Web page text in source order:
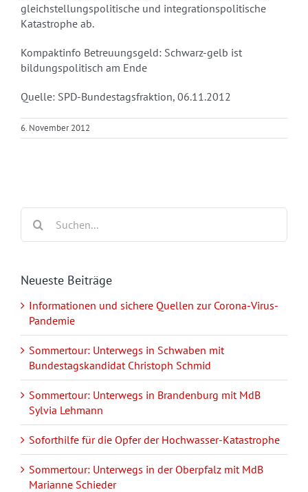
gleichstellungspolitische und integrationspolitische
Katastrophe ab.
Kompaktinfo Betreuungsgeld: Schwarz-gelb ist
bildungspolitisch am Ende
Quelle: SPD-Bundestagsfraktion, 06.11.2012
6. November 2012
nach:
Neueste Beiträge
Informationen und sichere Quellen zur Corona-Virus-
Pandemie
Sommertour: Unterwegs in Schwaben mit
Bundestagskandidat Christoph Schmid
Sommertour: Unterwegs in Brandenburg mit MdB
Sylvia Lehmann
Soforthilfe für die Opfer der Hochwasser-Katastrophe
Sommertour: Unterwegs in der Oberpfalz mit MdB
Marianne Schieder